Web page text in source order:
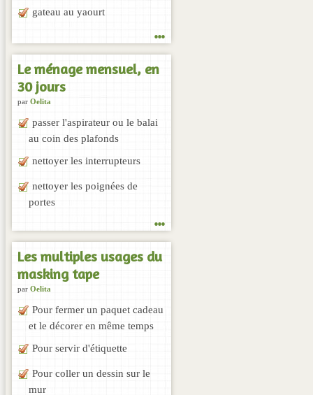
gateau au yaourt
...
Le ménage mensuel, en
30 jours
par Oelita
passer l'aspirateur ou le balai
au coin des plafonds
nettoyer les interrupteurs
nettoyer les poignées de
portes
...
Les multiples usages du
masking tape
par Oelita
Pour fermer un paquet cadeau
et le décorer en même temps
Pour servir d'étiquette
Pour coller un dessin sur le
mur